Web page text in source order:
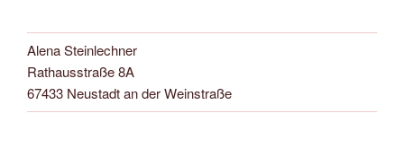
Alena Steinlechner
Rathausstraße 8A
67433 Neustadt an der Weinstraße